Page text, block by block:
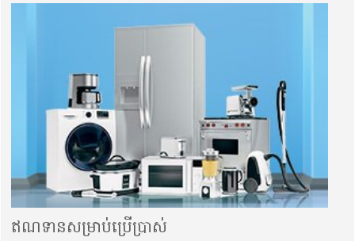
ឥណទានសម្រាប់ប្រើប្រាស់